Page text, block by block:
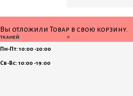
тканей ×
Вы отложилиТовар в свою корзину.
Пн-Пт: 10:00 -20:00
Сб-Вс: 10:00 -19:00